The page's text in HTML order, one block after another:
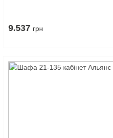
9.537 грн